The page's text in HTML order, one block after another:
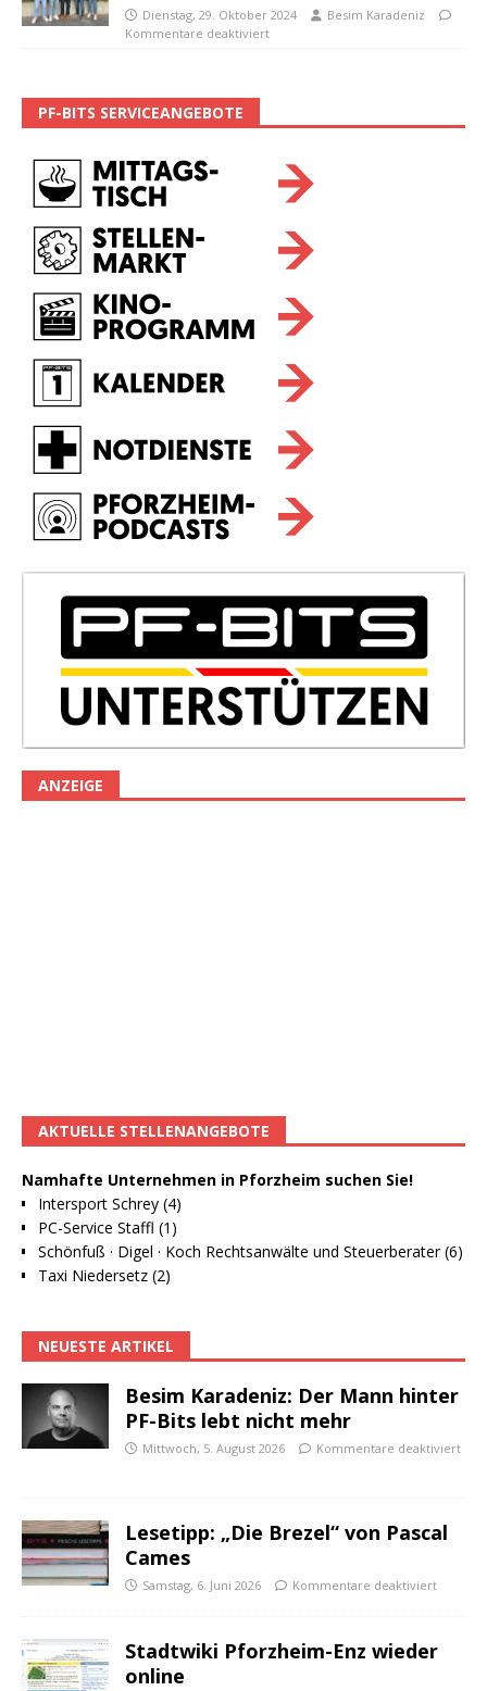
Dienstag, 29. Oktober 2024
Besim Karadeniz
Kommentare deaktiviert
PF-BITS SERVICEANGEBOTE
ANZEIGE
AKTUELLE STELLENANGEBOTE
Namhafte Unternehmen in Pforzheim suchen Sie!
Intersport Schrey (4)
PC-Service Staffl (1)
Schönfuß · Digel · Koch Rechtsanwälte und Steuerberater (6)
Taxi Niedersetz (2)
NEUESTE ARTIKEL
Besim Karadeniz: Der Mann hinter
PF-Bits lebt nicht mehr
Mittwoch, 5. August 2026 Kommentare deaktiviert
Lesetipp: „Die Brezel“ von Pascal
Cames
Samstag, 6. Juni 2026 Kommentare deaktiviert
Stadtwiki Pforzheim-Enz wieder
online